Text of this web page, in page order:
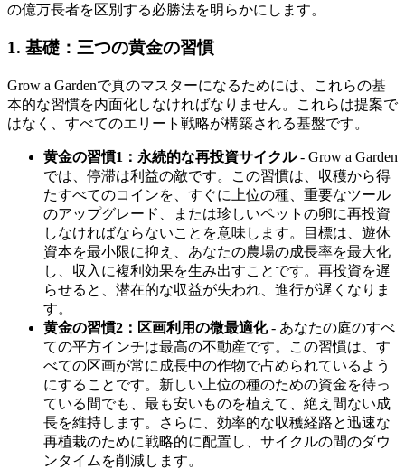
の億万長者を区別する必勝法を明らかにします。
1. 基礎：三つの黄金の習慣
Grow a Gardenで真のマスターになるためには、これらの基
本的な習慣を内面化しなければなりません。これらは提案で
はなく、すべてのエリート戦略が構築される基盤です。
黄金の習慣1：永続的な再投資サイクル- Grow a Garden
では、停滞は利益の敵です。この習慣は、収穫から得
たすべてのコインを、すぐに上位の種、重要なツール
のアップグレード、または珍しいペットの卵に再投資
しなければならないことを意味します。目標は、遊休
資本を最小限に抑え、あなたの農場の成長率を最大化
し、収入に複利効果を生み出すことです。再投資を遅
らせると、潜在的な収益が失われ、進行が遅くなりま
す。
黄金の習慣2：区画利用の微最適化- あなたの庭のすべ
ての平方インチは最高の不動産です。この習慣は、す
べての区画が常に成長中の作物で占められているよう
にすることです。新しい上位の種のための資金を待っ
ている間でも、最も安いものを植えて、絶え間ない成
長を維持します。さらに、効率的な収穫経路と迅速な
再植栽のために戦略的に配置し、サイクルの間のダウ
ンタイムを削減します。